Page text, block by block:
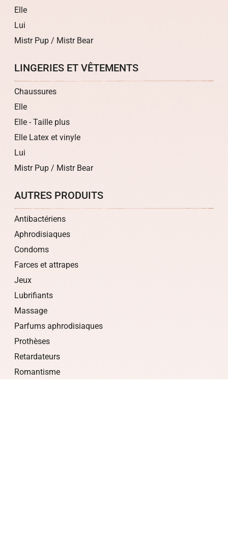
Elle
Lui
Mistr Pup / Mistr Bear
LINGERIES ET VÊTEMENTS
Chaussures
Elle
Elle - Taille plus
Elle Latex et vinyle
Lui
Mistr Pup / Mistr Bear
AUTRES PRODUITS
Antibactériens
Aphrodisiaques
Condoms
Farces et attrapes
Jeux
Lubrifiants
Massage
Parfums aphrodisiaques
Prothèses
Retardateurs
Romantisme